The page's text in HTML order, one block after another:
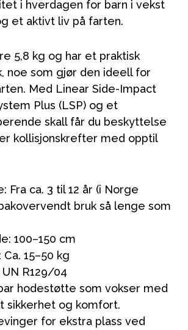
i hverdagen for barn i vekst
et aktivt liv på farten.
5,8 kg og har et praktisk
noe som gjør den ideell for
Med Linear Side-Impact
Plus (LSP) og et
skall får du beskyttelse
kollisjonskrefter med opptil
Fra ca. 3 til 12 år (i Norge
bruk så lenge som
100–150 cm
15–50 kg
R129/04
hodestøtte som vokser med
sikkerhet og komfort.
for ekstra plass ved